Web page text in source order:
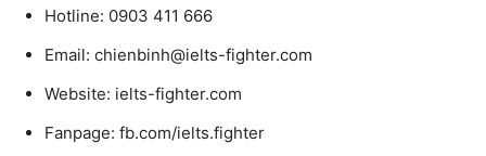
Hotline: 0903 411 666
Email: chienbinh@ielts-fighter.com
Website: ielts-fighter.com
Fanpage: fb.com/ielts.fighter